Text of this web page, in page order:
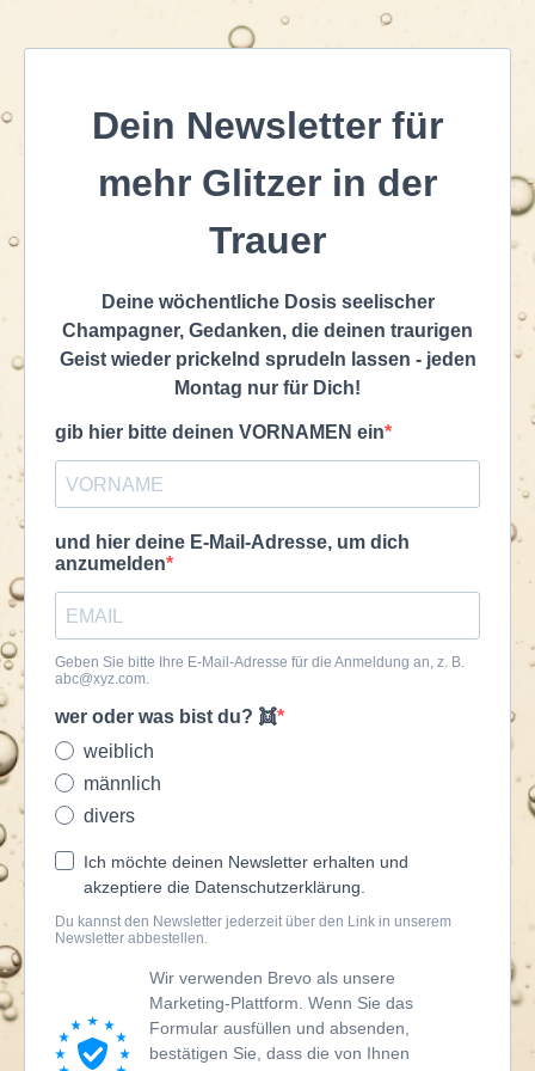
Dein Newsletter für
mehr Glitzer in der
Trauer
Deine wöchentliche Dosis seelischer
Champagner, Gedanken, die deinen traurigen
Geist wieder prickelnd sprudeln lassen - jeden
Montag nur für Dich!
gib hier bitte deinen VORNAMEN ein
und hier deine E-Mail-Adresse, um dich
anzumelden
Geben Sie bitte Ihre E-Mail-Adresse für die Anmeldung an, z. B.
abc@xyz.com.
wer oder was bist du? 👯
weiblich
männlich
divers
Ich möchte deinen Newsletter erhalten und
akzeptiere die Datenschutzerklärung.
Du kannst den Newsletter jederzeit über den Link in unserem
Newsletter abbestellen.
Wir verwenden Brevo als unsere
Marketing-Plattform. Wenn Sie das
Formular ausfüllen und absenden,
bestätigen Sie, dass die von Ihnen